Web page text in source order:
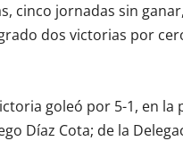
cinco jornadas sin
dos victorias por
goleó por 5-1, en
Díaz Cota; de la